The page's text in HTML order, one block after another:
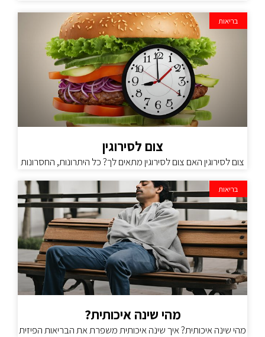
בריאות
צום לסירוגין
צום לסירוגין האם צום לסירוגין מתאים לך? כל היתרונות, החסרונות
בריאות
מהי שינה איכותית?
מהי שינה איכותית? איך שינה איכותית משפרת את הבריאות הפיזית